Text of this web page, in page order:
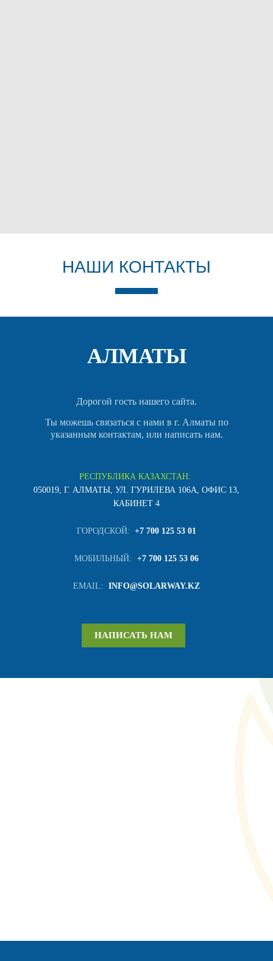
НАШИ КОНТАКТЫ
АЛМАТЫ
Дорогой гость нашего сайта.
Ты можешь связаться с нами в г. Алматы по
указанным контактам, или написать нам.
РЕСПУБЛИКА КАЗАХСТАН:
050019, Г. АЛМАТЫ, УЛ. ГУРИЛЕВА 106А, ОФИС 13,
КАБИНЕТ 4
ГОРОДСКОЙ: +7 700 125 53 01
МОБИЛЬНЫЙ: +7 700 125 53 06
EMAIL: INFO@SOLARWAY.KZ
НАПИСАТЬ НАМ